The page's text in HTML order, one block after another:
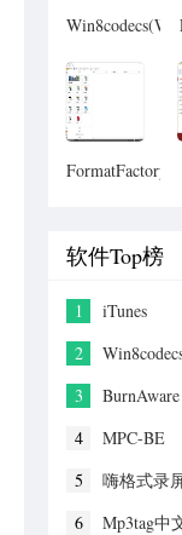
FormatFactory
软件Top榜
1
iTunes
2
3
BurnAware
4
MPC-BE
5
嗨格式录
6
Mp3tag中